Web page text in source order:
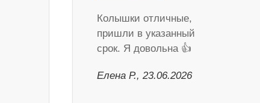
Колышки отличные,
пришли в указанный
срок. Я довольна 👍
Елена Р., 23.06.2026